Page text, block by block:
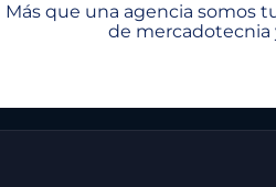
Más que una agencia somos
de mercadotecnia